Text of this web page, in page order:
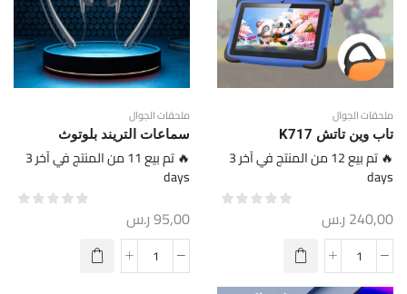
ملحقات الجوال
تاب وين تاتش K717
🔥 تم بيع 12 من المنتج في آخر 3
days
240,00 ر.س
ملحقات الجوال
سماعات التريند بلوتوث
🔥 تم بيع 11 من المنتج في آخر 3
days
95,00ر.س